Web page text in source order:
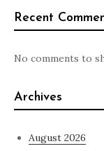
Recent
No comments to
Archives
August 2026